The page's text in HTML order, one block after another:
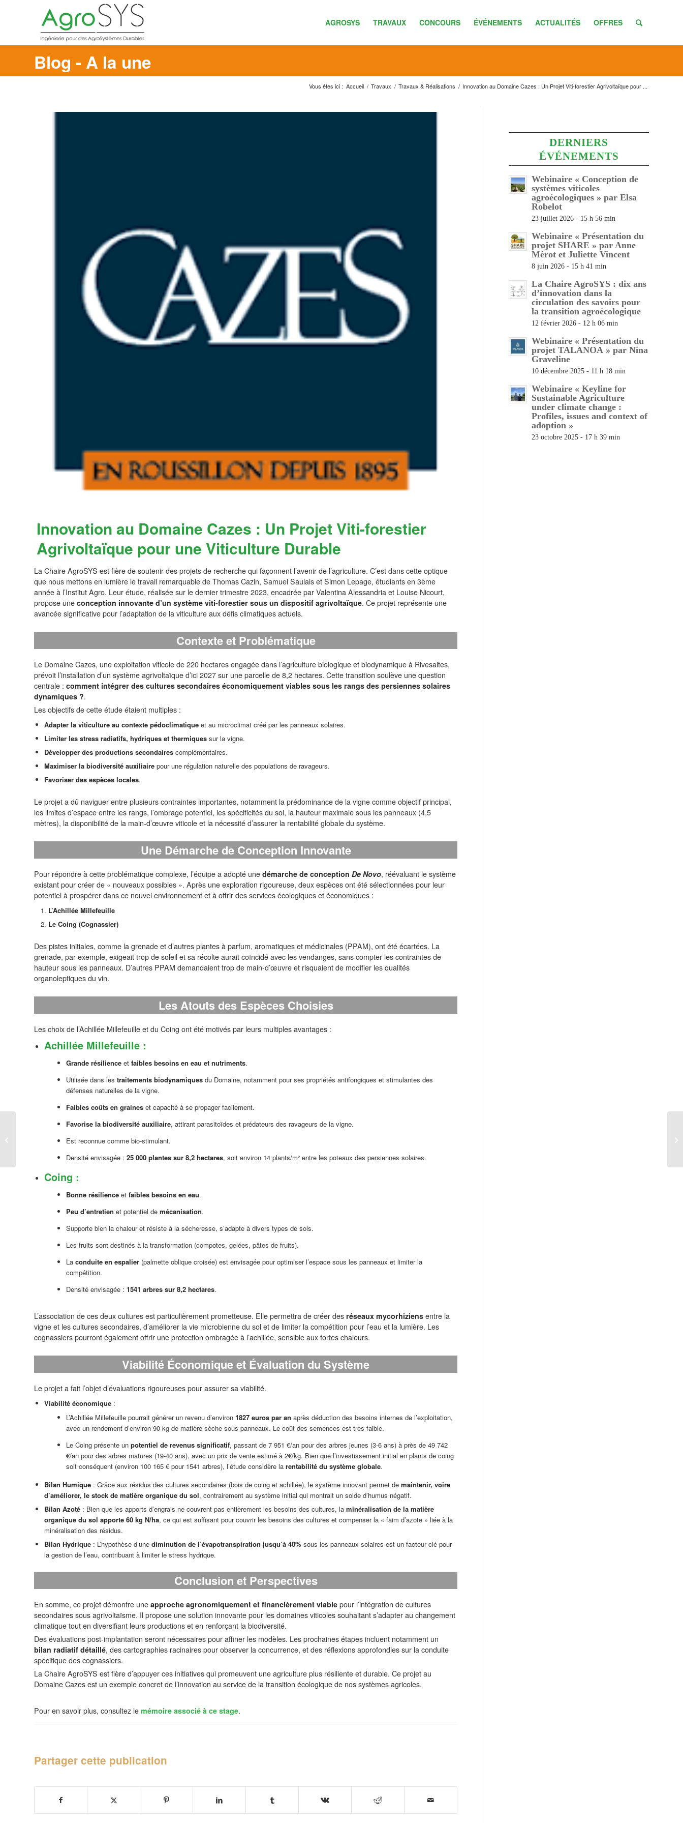
AGROSYS TRAVAUX CONCOURS ÉVÉNEMENTS ACTUALITÉS OFFRES
Blog - A la une
Vous êtes ici : Accueil / Travaux / Travaux & Réalisations / Innovation au Domaine Cazes : Un Projet Viti-forestier Agrivoltaïque pour ...
Innovation au Domaine Cazes : Un Projet Viti-forestier
Agrivoltaïque pour une Viticulture Durable
La Chaire AgroSYS est fière de soutenir des projets de recherche qui façonnent l’avenir de l’agriculture. C’est dans cette optique
que nous mettons en lumière le travail remarquable de Thomas Cazin, Samuel Saulais et Simon Lepage, étudiants en 3ème
année à l’Institut Agro. Leur étude, réalisée sur le dernier trimestre 2023, encadrée par Valentina Alessandria et Louise Nicourt,
propose une conception innovante d’un système viti-forestier sous un dispositif agrivoltaïque. Ce projet représente une
avancée significative pour l’adaptation de la viticulture aux défis climatiques actuels.
Contexte et Problématique
Le Domaine Cazes, une exploitation viticole de 220 hectares engagée dans l’agriculture biologique et biodynamique à Rivesaltes,
prévoit l’installation d’un système agrivoltaïque d’ici 2027 sur une parcelle de 8,2 hectares. Cette transition soulève une question
centrale : comment intégrer des cultures secondaires économiquement viables sous les rangs des persiennes solaires
dynamiques ?.
Les objectifs de cette étude étaient multiples :
Adapter la viticulture au contexte pédoclimatique et au microclimat créé par les panneaux solaires.
Limiter les stress radiatifs, hydriques et thermiques sur la vigne.
Développer des productions secondaires complémentaires.
Maximiser la biodiversité auxiliaire pour une régulation naturelle des populations de ravageurs.
Favoriser des espèces locales.
Le projet a dû naviguer entre plusieurs contraintes importantes, notamment la prédominance de la vigne comme objectif principal,
les limites d’espace entre les rangs, l’ombrage potentiel, les spécificités du sol, la hauteur maximale sous les panneaux (4,5
mètres), la disponibilité de la main-d’œuvre viticole et la nécessité d’assurer la rentabilité globale du système.
Une Démarche de Conception Innovante
Pour répondre à cette problématique complexe, l’équipe a adopté une démarche de conception De Novo, réévaluant le système
existant pour créer de « nouveaux possibles ». Après une exploration rigoureuse, deux espèces ont été sélectionnées pour leur
potentiel à prospérer dans ce nouvel environnement et à offrir des services écologiques et économiques :
L’Achillée Millefeuille
Le Coing (Cognassier)
Des pistes initiales, comme la grenade et d’autres plantes à parfum, aromatiques et médicinales (PPAM), ont été écartées. La
grenade, par exemple, exigeait trop de soleil et sa récolte aurait coïncidé avec les vendanges, sans compter les contraintes de
hauteur sous les panneaux. D’autres PPAM demandaient trop de main-d’œuvre et risquaient de modifier les qualités
organoleptiques du vin.
Les Atouts des Espèces Choisies
Les choix de l’Achillée Millefeuille et du Coing ont été motivés par leurs multiples avantages :
Achillée Millefeuille :
Grande résilience et faibles besoins en eau et nutriments.
Utilisée dans les traitements biodynamiques du Domaine, notamment pour ses propriétés antifongiques et stimulantes des
défenses naturelles de la vigne.
Faibles coûts en graines et capacité à se propager facilement.
Favorise la biodiversité auxiliaire, attirant parasitoïdes et prédateurs des ravageurs de la vigne.
Est reconnue comme bio-stimulant.
Densité envisagée : 25 000 plantes sur 8,2 hectares, soit environ 14 plants/m² entre les poteaux des persiennes solaires.
Coing :
Bonne résilience et faibles besoins en eau.
Peu d’entretien et potentiel de mécanisation.
Supporte bien la chaleur et résiste à la sécheresse, s’adapte à divers types de sols.
Les fruits sont destinés à la transformation (compotes, gelées, pâtes de fruits).
La conduite en espalier (palmette oblique croisée) est envisagée pour optimiser l’espace sous les panneaux et limiter la
compétition.
Densité envisagée : 1541 arbres sur 8,2 hectares.
L’association de ces deux cultures est particulièrement prometteuse. Elle permettra de créer des réseaux mycorhiziens entre la
vigne et les cultures secondaires, d’améliorer la vie microbienne du sol et de limiter la compétition pour l’eau et la lumière. Les
cognassiers pourront également offrir une protection ombragée à l’achillée, sensible aux fortes chaleurs.
Viabilité Économique et Évaluation du Système
Le projet a fait l’objet d’évaluations rigoureuses pour assurer sa viabilité.
Viabilité économique :
L’Achillée Millefeuille pourrait générer un revenu d’environ 1827 euros par an après déduction des besoins internes de l’exploitation,
avec un rendement d’environ 90 kg de matière sèche sous panneaux. Le coût des semences est très faible.
Le Coing présente un potentiel de revenus significatif, passant de 7 951 €/an pour des arbres jeunes (3-6 ans) à près de 49 742
€/an pour des arbres matures (19-40 ans), avec un prix de vente estimé à 2€/kg. Bien que l’investissement initial en plants de coing
soit conséquent (environ 100 165 € pour 1541 arbres), l’étude considère la rentabilité du système globale.
Bilan Humique : Grâce aux résidus des cultures secondaires (bois de coing et achillée), le système innovant permet de maintenir, voire
d’améliorer, le stock de matière organique du sol, contrairement au système initial qui montrait un solde d’humus négatif.
Bilan Azoté : Bien que les apports d’engrais ne couvrent pas entièrement les besoins des cultures, la minéralisation de la matière
organique du sol apporte 60 kg N/ha, ce qui est suffisant pour couvrir les besoins des cultures et compenser la « faim d’azote » liée à la
minéralisation des résidus.
Bilan Hydrique : L’hypothèse d’une diminution de l’évapotranspiration jusqu’à 40% sous les panneaux solaires est un facteur clé pour
la gestion de l’eau, contribuant à limiter le stress hydrique.
Conclusion et Perspectives
En somme, ce projet démontre une approche agronomiquement et financièrement viable pour l’intégration de cultures
secondaires sous agrivoltaïsme. Il propose une solution innovante pour les domaines viticoles souhaitant s’adapter au changement
climatique tout en diversifiant leurs productions et en renforçant la biodiversité.
Des évaluations post-implantation seront nécessaires pour affiner les modèles. Les prochaines étapes incluent notamment un
bilan radiatif détaillé, des cartographies racinaires pour observer la concurrence, et des réflexions approfondies sur la conduite
spécifique des cognassiers.
La Chaire AgroSYS est fière d’appuyer ces initiatives qui promeuvent une agriculture plus résiliente et durable. Ce projet au
Domaine Cazes est un exemple concret de l’innovation au service de la transition écologique de nos systèmes agricoles.
Pour en savoir plus, consultez le mémoire associé à ce stage.
Partager cette publication
DERNIERS
ÉVÉNEMENTS
Webinaire « Conception de
systèmes viticoles
agroécologiques » par Elsa
Robelot
23 juillet 2026 - 15 h 56 min
Webinaire « Présentation du
projet SHARE » par Anne
Mérot et Juliette Vincent
8 juin 2026 - 15 h 41 min
La Chaire AgroSYS : dix ans
d’innovation dans la
circulation des savoirs pour
la transition agroécologique
12 février 2026 - 12 h 06 min
Webinaire « Présentation du
projet TALANOA » par Nina
Graveline
10 décembre 2025 - 11 h 18 min
Webinaire « Keyline for
Sustainable Agriculture
under climate change :
Profiles, issues and context of
adoption »
23 octobre 2025 - 17 h 39 min
Le CultureSciences –
méditerranéenne face
aux changements